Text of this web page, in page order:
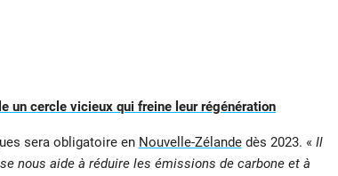
un cercle vicieux qui freine leur régénération
sera obligatoire en Nouvelle-Zélandedès 2023. « Il
nous aide à réduire les émissions de carbone et à